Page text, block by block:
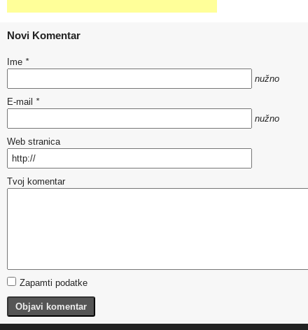
Novi Komentar
Ime *
nužno
E-mail *
nužno
Web stranica
Tvoj komentar
Zapamti podatke
Objavi komentar